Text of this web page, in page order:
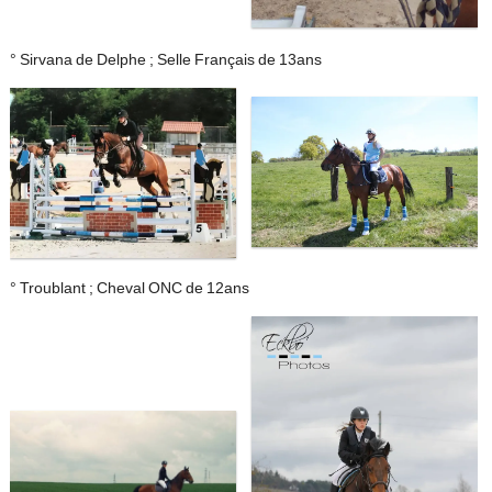
° Sirvana de Delphe ; Selle Français de 13ans
° Troublant ; Cheval ONC de 12ans